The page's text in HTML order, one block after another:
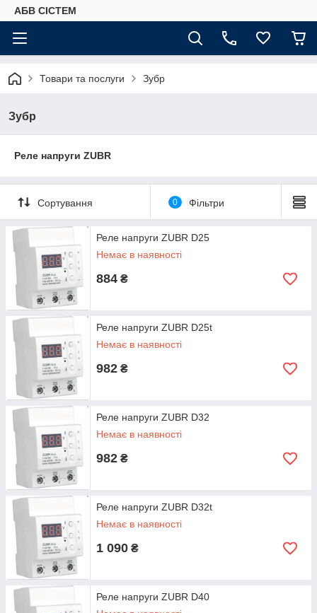
АБВ СІСТЕМ
Товари та послуги Зубр
Зубр
Реле напруги ZUBR
Сортування 0 Фільтри
Реле напруги ZUBR D25
Немає в наявності
884 ₴
Реле напруги ZUBR D25t
Немає в наявності
982 ₴
Реле напруги ZUBR D32
Немає в наявності
982 ₴
Реле напруги ZUBR D32t
Немає в наявності
1 090 ₴
Реле напруги ZUBR D40